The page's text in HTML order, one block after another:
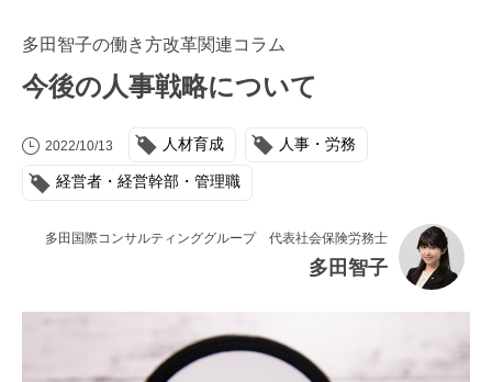
トピックス＆インフォメーション
お役立ち情報
インタビュー・レポート
多田智子の働き方改革関連コラム
今後の人事戦略について
2022/10/13 人材育成 人事・労務
経営者・経営幹部・管理職
多田国際コンサルティンググループ 代表社会保険労務士
多田智子